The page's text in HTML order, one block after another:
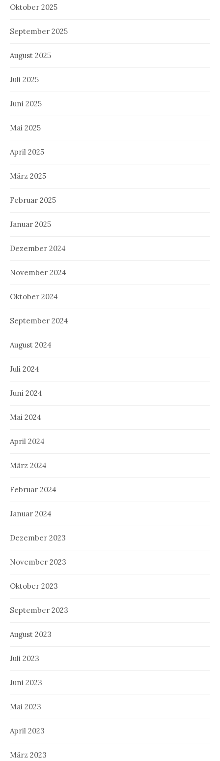
Oktober 2025
September 2025
August 2025
Juli 2025
Juni 2025
Mai 2025
April 2025
März 2025
Februar 2025
Januar 2025
Dezember 2024
November 2024
Oktober 2024
September 2024
August 2024
Juli 2024
Juni 2024
Mai 2024
April 2024
März 2024
Februar 2024
Januar 2024
Dezember 2023
November 2023
Oktober 2023
September 2023
August 2023
Juli 2023
Juni 2023
Mai 2023
April 2023
März 2023